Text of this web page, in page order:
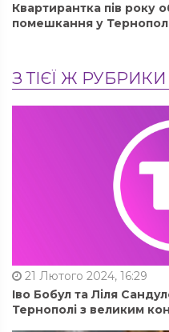
Квартирантка пів року
помешкання у
З ТІЄЇ Ж РУБРИКИ
21 Лютого 2024, 16:29
Іво Бобул та Ліля
Тернополі з великим